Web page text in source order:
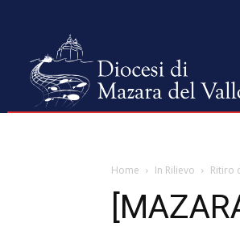
Home In Rilievo Ritiro